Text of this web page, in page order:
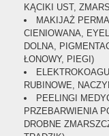
KĄCIKI UST,
MAKIJAŻ
CIENIOWANA,
DOLNA,
ŁONOWY, PIEGI)
RUBINOWE,
PEELINGI
PRZEBARWIENIA
DROBNE